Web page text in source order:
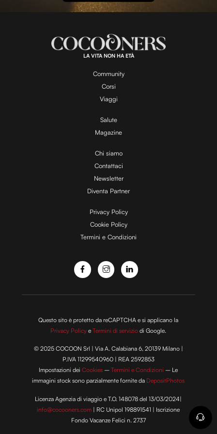
a
y
V
i
d
e
o
L
:
1
0
0
.
0
LA VITA NON HA ETÀ
Community
Corsi
Viaggi
Salute
Magazine
Chi siamo
Contattaci
Newsletter
Diventa Partner
Privacy Policy
Cookie Policy
Termini e Condizioni
Questo sito è protetto da reCAPTCHA e si applicano la
Privacy Policy eTermini di servizio di Google.
© 2025 COCOON Srl | Via A. Calabiana 6, 20139 Milano |
P.IVA 11299540960 | REA 2592853
Impostazioni deiCookies –Termini e Condizioni – Le
immagini stock sono parzialmente fornite da DepositPhotos
Licenza Agenzia di viaggio e T.O. 148078 del 13/03/2024|
info@cocooners.com | RC Unipol 198891541 | Iscrizione
Fondo Vacanze Felici n. 2737